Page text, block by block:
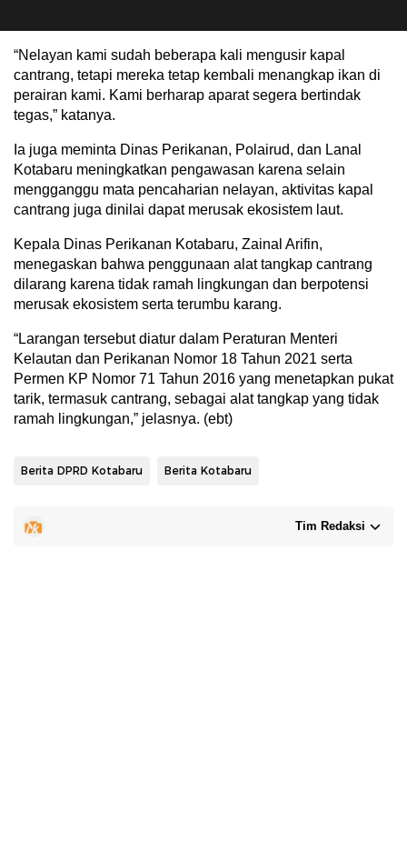
“Nelayan kami sudah beberapa kali mengusir kapal
cantrang, tetapi mereka tetap kembali menangkap ikan di
perairan kami. Kami berharap aparat segera bertindak
tegas,” katanya.
Ia juga meminta Dinas Perikanan, Polairud, dan Lanal
Kotabaru meningkatkan pengawasan karena selain
mengganggu mata pencaharian nelayan, aktivitas kapal
cantrang juga dinilai dapat merusak ekosistem laut.
Kepala Dinas Perikanan Kotabaru, Zainal Arifin,
menegaskan bahwa penggunaan alat tangkap cantrang
dilarang karena tidak ramah lingkungan dan berpotensi
merusak ekosistem serta terumbu karang.
“Larangan tersebut diatur dalam Peraturan Menteri
Kelautan dan Perikanan Nomor 18 Tahun 2021 serta
Permen KP Nomor 71 Tahun 2016 yang menetapkan pukat
tarik, termasuk cantrang, sebagai alat tangkap yang tidak
ramah lingkungan,” jelasnya. (ebt)
Berita DPRD Kotabaru Berita Kotabaru
Tim Redaksi